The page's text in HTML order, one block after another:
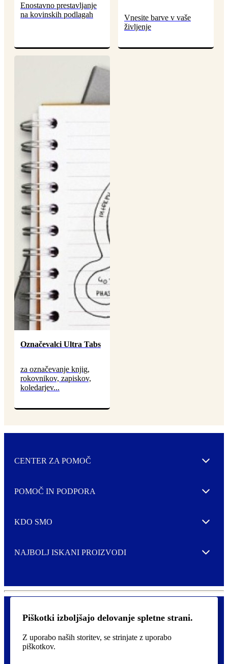
Piškotki izboljšajo delovanje spletne strani.
Z uporabo naših storitev, se strinjate z uporabo
piškotkov.
Enostavno prestavljanje
na kovinskih podlagah
Vnesite barve v vaše
življenje
Označevalci Ultra Tabs
za označevanje knjig,
rokovnikov, zapiskov,
koledarjev...
CENTER ZA POMOČ Expand
POMOČ IN PODPORA Expand
KDO SMO Expand
NAJBOLJ ISKANI PROIZVODI Expand
o
Izjava o dostopnosti